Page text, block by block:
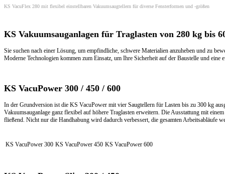
KS VacuFlex 280 mit flexibel einstellbaren Vakuumsaugtellern für diverse Fensterformen und -größen
KS Vakuumsauganlagen für Traglasten von 280 kg bis
Sie suchen nach einer Lösung, um empfindliche, schwere Materialien anzuheben und zu
Moderne Technologien kommen zum Einsatz, um Ihre Sicherheit auf der Baustelle und eine
KS VacuPower 300 / 450 / 600
In der Grundversion ist die KS VacuPower mit vier Saugtellern für Lasten bis zu 300 kg
Vakuumsauganlage ganz flexibel auf höhere Traglasten erweitern. Die Ausstattung mit
fließend. Nicht nur die Handhabung wird dadurch verbessert, die gesamten Arbeitsabläufe
KS VacuPower 300 KS VacuPower 450 KS VacuPower 600